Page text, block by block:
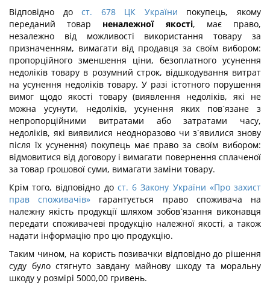
Відповідно дост. 678 ЦК України покупець, якому
переданий товар неналежної якості, має право,
незалежно від можливості використання товару за
призначенням, вимагати від продавця за своїм вибором:
пропорційного зменшення ціни, безоплатного усунення
недоліків товару в розумний строк, відшкодування витрат
на усунення недоліків товару. У разі істотного порушення
вимог щодо якості товару (виявлення недоліків, які не
можна усунути, недоліків, усунення яких пов`язане з
непропорційними витратами або затратами часу,
недоліків, які виявилися неодноразово чи з`явилися знову
після їх усунення) покупець має право за своїм вибором:
відмовитися від договору і вимагати повернення сплаченої
за товар грошової суми, вимагати заміни товару.
Крім того, відповідно до ст. 6 Закону України «Про захист
прав споживачів» гарантується право споживача на
належну якість продукції шляхом зобов`язання виконавця
передати споживачеві продукцію належної якості, а також
надати інформацію про цю продукцію.
Таким чином, на користь позивачки відповідно до рішення
суду було стягнуто завдану майнову шкоду та моральну
шкоду у розмірі 5000,00 гривень.